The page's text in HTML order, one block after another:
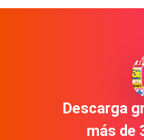
Descarga
más de